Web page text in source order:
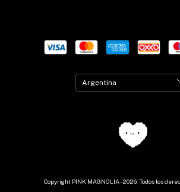
Copyright PINK MAGNOLIA - 2026. Todos los